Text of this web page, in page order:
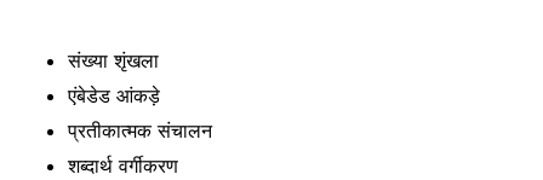
संख्या शृंखला
एंबेडेड आंकड़े
प्रतीकात्मक संचालन
शब्दार्थ वर्गीकरण